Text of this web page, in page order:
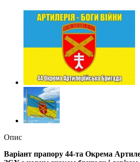
Опис
Варіант прапору 44-та Окрема